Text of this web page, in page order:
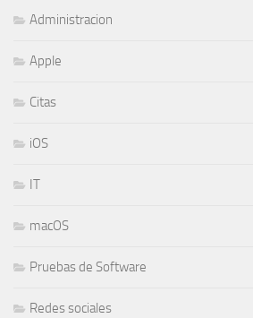
Administracion
Apple
Citas
iOS
IT
macOS
Pruebas de Software
Redes sociales